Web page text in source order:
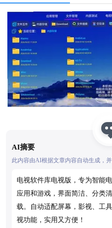
AI摘要
此内容由AI根据文章内容自动生成，
电视软件库电视版，专为智能
应用和游戏，界面简洁、分类
载。自动适配屏幕，影视、工
视功能，实用又方便！